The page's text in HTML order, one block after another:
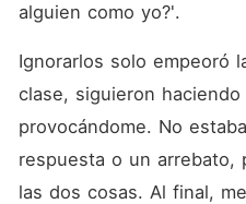
alguien como yo?'.
Ignorarlos solo empeoró
clase, siguieron
provocándome. No
respuesta o un arrebato,
las dos cosas. Al final,